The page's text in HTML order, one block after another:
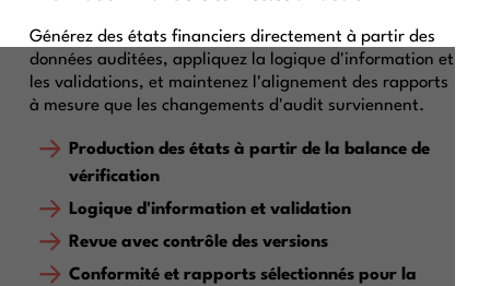
Générez des états financiers directement à partir des
données auditées, appliquez la logique d'information et
les validations, et maintenez l'alignement des rapports
à mesure que les changements d'audit surviennent.
Production des états à partir de la balance de
vérification
Logique d'information et validation
Revue avec contrôle des versions
Conformité et rapports sélectionnés pour la